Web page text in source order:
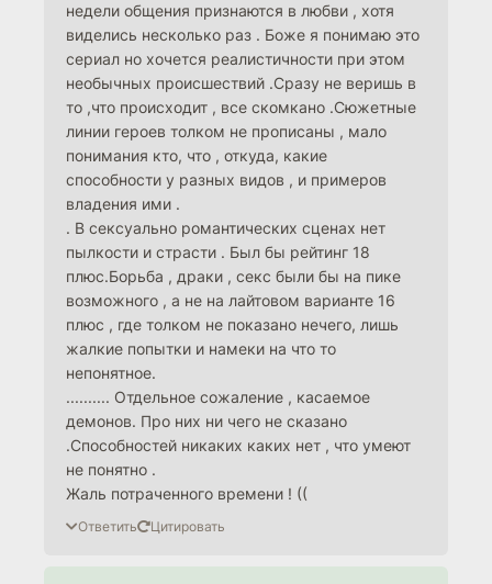
недели общения признаются в любви , хотя
виделись несколько раз . Боже я понимаю это
сериал но хочется реалистичности при этом
необычных происшествий .Сразу не веришь в
то ,что происходит , все скомкано .Сюжетные
линии героев толком не прописаны , мало
понимания кто, что , откуда, какие
способности у разных видов , и примеров
владения ими .
. В сексуально романтических сценах нет
пылкости и страсти . Был бы рейтинг 18
плюс.Борьба , драки , секс были бы на пике
возможного , а не на лайтовом варианте 16
плюс , где толком не показано нечего, лишь
жалкие попытки и намеки на что то
непонятное.
.......... Отдельное сожаление , касаемое
демонов. Про них ни чего не сказано
.Способностей никаких каких нет , что умеют
не понятно .
Жаль потраченного времени ! ((
Ответить Цитировать